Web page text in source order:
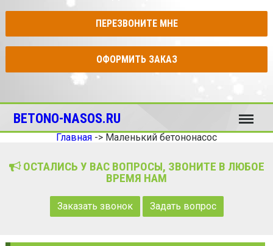
ПЕРЕЗВОНИТЕ МНЕ
ОФОРМИТЬ ЗАКАЗ
BETONO-NASOS.RU Меню
Главная -> Маленький бетононасос
ОСТАЛИСЬ У ВАС ВОПРОСЫ, ЗВОНИТЕ В ЛЮБОЕ
ВРЕМЯ НАМ
Заказать звонок Задать вопрос